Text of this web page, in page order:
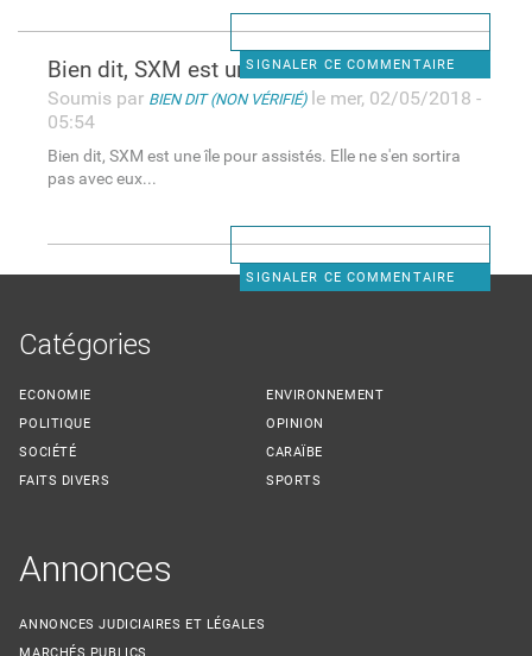
SIGNALER CE COMMENTAIRE
Bien dit, SXM est une île
Soumis par BIEN DIT (NON VÉRIFIÉ)le mer, 02/05/2018 -
05:54
Bien dit, SXM est une île pour assistés. Elle ne s'en sortira
pas avec eux...
SIGNALER CE COMMENTAIRE
Catégories
ECONOMIE
POLITIQUE
SOCIÉTÉ
FAITS DIVERS
ENVIRONNEMENT
OPINION
CARAÏBE
SPORTS
Annonces
ANNONCES JUDICIAIRES ET LÉGALES
MARCHÉS PUBLICS